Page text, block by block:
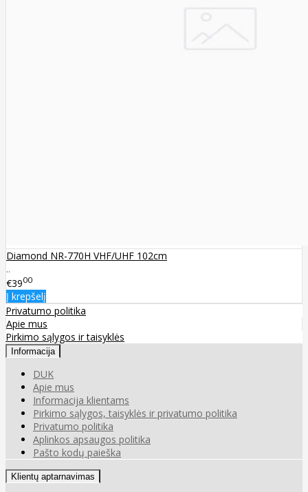
Diamond NR-770H VHF/UHF 102cm
..
€3900
Į krepšelį
Privatumo politika
Apie mus
Pirkimo sąlygos ir taisyklės
Informacija
DUK
Apie mus
Informacija klientams
Pirkimo sąlygos, taisyklės ir privatumo politika
Privatumo politika
Aplinkos apsaugos politika
Pašto kodų paieška
Klientų aptarnavimas